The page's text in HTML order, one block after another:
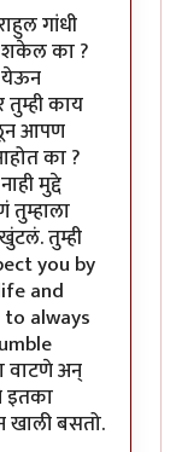
by
गांधी
का ?
येऊन
तुम्ही काय
आपण
का ?
मुद्दे
तुम्ही
you by
and
always
वाटणे अन्
इतका
खाली बसतो.